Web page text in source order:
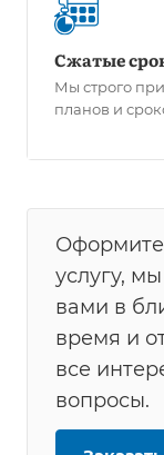
Сжатые
Мы строго
планов и
Оформите
услугу,
вами в
время и
все
вопросы.